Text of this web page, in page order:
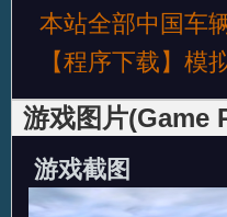
本站全部中国车
【程序下载】模
游戏图片(Game
游戏截图